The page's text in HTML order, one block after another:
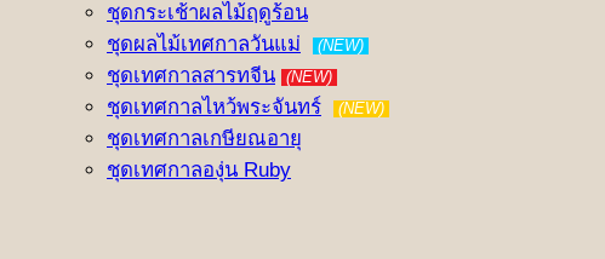
ชุดกระเช้าผลไม้ฤดูร้อน
ชุดผลไม้เทศกาลวันแม่
(NEW)
ชุดเทศกาลสารทจีน (NEW)
ชุดเทศกาลไหว้พระจันทร์ (NEW)
ชุดเทศกาลเกษียณอายุ
ชุดเทศกาลองุ่น Ruby